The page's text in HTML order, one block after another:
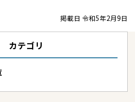
掲載日 令和5年2月9日
カテゴリ